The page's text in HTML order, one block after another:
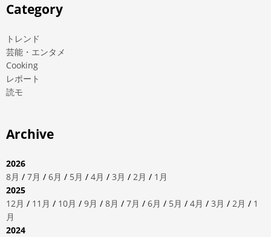
Category
トレンド
芸能・エンタメ
Cooking
レポート
読モ
Archive
2026
8月 / 7月 / 6月 / 5月 / 4月 / 3月 / 2月 / 1月
2025
12月 / 11月 / 10月 / 9月 / 8月 / 7月 / 6月 / 5月 / 4月 / 3月 / 2月 / 1
月
2024